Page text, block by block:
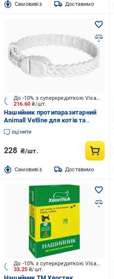
Cамовивіз Доставимо
216.60₴/шт.
До -10% з суперкредиткою Visa Вигода
Нашийник протипаразитарний
Animall Vetline для котів та
собак Вікер, біла перлина 35 см
оцінити
228 ₴/шт.
Cамовивіз Доставимо
33.25₴/шт.
До -10% з суперкредиткою Visa Вигода